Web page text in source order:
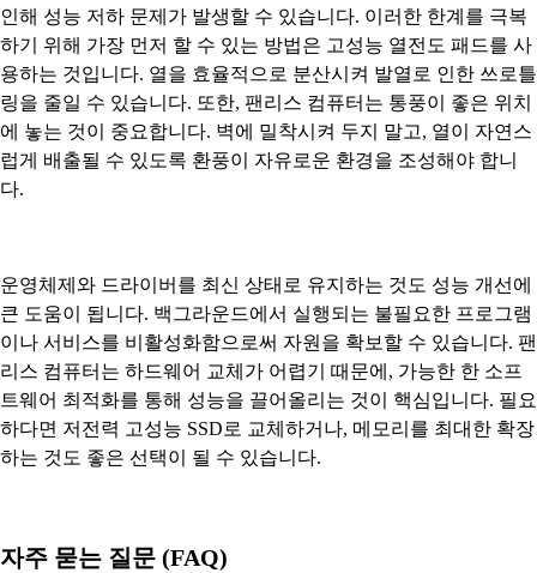
인해 성능 저하 문제가 발생할 수 있습니다. 이러한 한계를 극복
하기 위해 가장 먼저 할 수 있는 방법은 고성능 열전도 패드를 사
용하는 것입니다. 열을 효율적으로 분산시켜 발열로 인한 쓰로틀
링을 줄일 수 있습니다. 또한, 팬리스 컴퓨터는 통풍이 좋은 위치
에 놓는 것이 중요합니다. 벽에 밀착시켜 두지 말고, 열이 자연스
럽게 배출될 수 있도록 환풍이 자유로운 환경을 조성해야 합니
다.
운영체제와 드라이버를 최신 상태로 유지하는 것도 성능 개선에
큰 도움이 됩니다. 백그라운드에서 실행되는 불필요한 프로그램
이나 서비스를 비활성화함으로써 자원을 확보할 수 있습니다. 팬
리스 컴퓨터는 하드웨어 교체가 어렵기 때문에, 가능한 한 소프
트웨어 최적화를 통해 성능을 끌어올리는 것이 핵심입니다. 필요
하다면 저전력 고성능 SSD로 교체하거나, 메모리를 최대한 확장
하는 것도 좋은 선택이 될 수 있습니다.
자주 묻는 질문 (FAQ)